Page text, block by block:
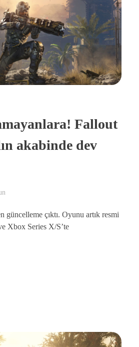
Fallout
akabinde dev
güncelleme çıktı. Oyunu artık resmi
Xbox Series X/S’te